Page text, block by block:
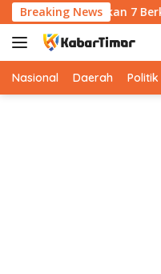
Langsung
ke
konten
Breaking News
Wajib Siapkan 7 Berkas
Nasional Daerah Politik